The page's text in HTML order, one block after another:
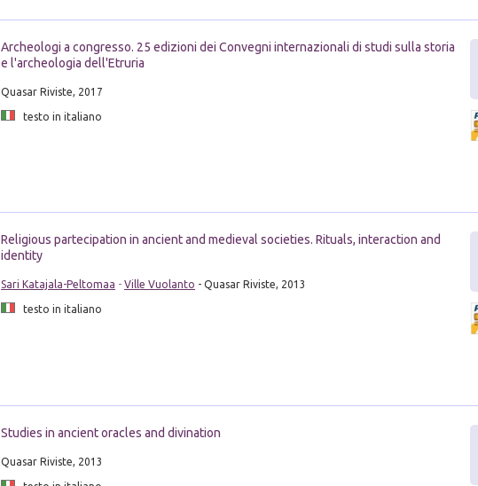
Archeologi a congresso. 25 edizioni dei Convegni internazionali di studi sulla storia
e l'archeologia dell'Etruria
Quasar Riviste, 2017
testo in italiano
Religious partecipation in ancient and medieval societies. Rituals, interaction and
identity
Sari Katajala-Peltomaa - Ville Vuolanto - Quasar Riviste, 2013
testo in italiano
Studies in ancient oracles and divination
Quasar Riviste, 2013